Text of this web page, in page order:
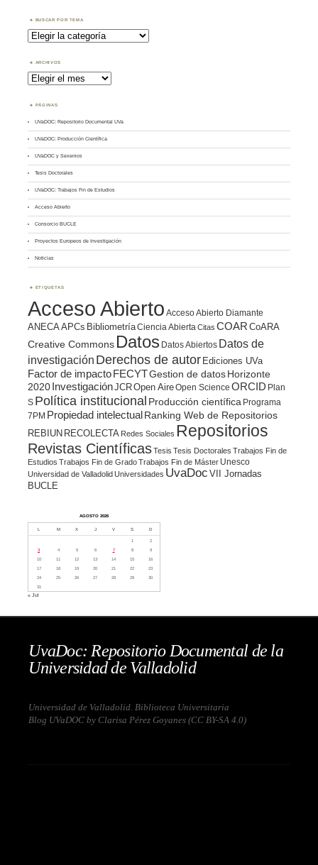
BUSCAR POR TEMA
Buscar
por
Tema
ARCHIVOS
Archivos
PÁGINAS
UVaDOC: Repositorio Documental UVa
UVaDOC: Producción Científica
UVaDOC y Sexenios
Tesis Doctorales
UVaDOC: Trabajos Fin de Estudios
Acceso Abierto
Consorcio BUCLE
Proyectos Europeos de Investigación
Noticias
ETIQUETAS
Acceso Abierto Acceso Abierto Diamante
ANECA APCs BibliometríaCiencia Abierta Citas COAR CoARA
Creative Commons Datos Datos Abiertos Datos de
investigación Derechos de autor Ediciones UVa
Factor de impacto FECYTGestion de datosHorizonte
2020 InvestigaciónJCROpen AireOpen Science ORCID Plan
S Política institucional Producción científica Programa
7PM Propiedad intelectualRanking Web de Repositorios
REBIUN RECOLECTA Redes Sociales Repositorios
Revistas CientíficasTesis Tesis Doctorales Trabajos Fin de
Estudios Trabajos Fin de GradoTrabajos Fin de Máster Unesco
Universidad de ValladolidUniversidades UvaDoc VII Jornadas
BUCLE
AGOSTO 2026
L M X J V S D
1
2
3
4 5 6 7 8
9
10
11 12 13 14 15
16
17
18 19 20 21 22
23
24
25 26 27 28 29
30
31
« Jul
UvaDoc: Repositorio Documental de la
Universidad de Valladolid
Universidad de Valladolid. Biblioteca Universitaria
Blog UVaDOC by Clarisa Pérez Goyanes (CC BY-SA 4.0)